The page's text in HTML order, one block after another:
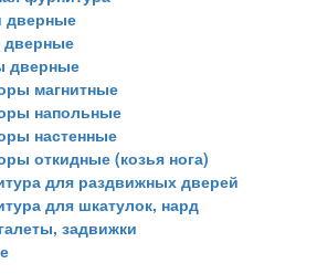
дверные
дверные
дверные
магнитные
напольные
настенные
откидные (козья нога)
для раздвижных дверей
для шкатулок, нард
задвижки